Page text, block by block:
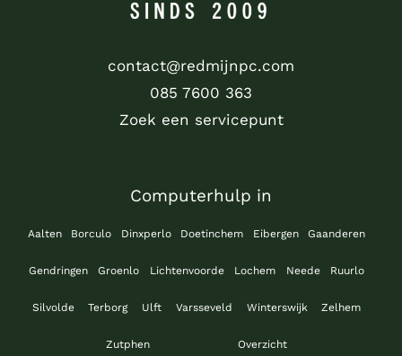
contact@redmijnpc.com
085 7600 363
Zoek een servicepunt
Computerhulp in
Aalten Borculo Dinxperlo Doetinchem Eibergen Gaanderen
Gendringen Groenlo Lichtenvoorde Lochem Neede Ruurlo
Silvolde Terborg Ulft Varsseveld Winterswijk Zelhem
Zutphen Overzicht